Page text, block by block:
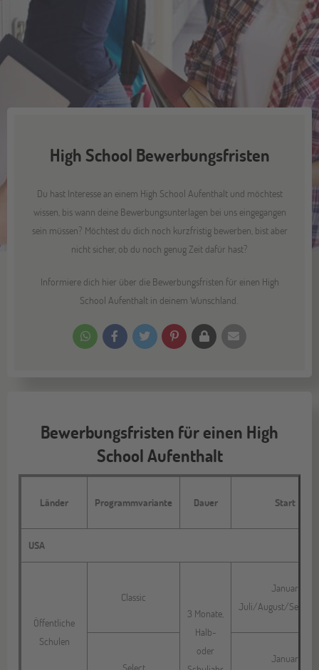
High School Bewerbungsfristen
Du hast Interesse an einem High School Aufenthalt und möchtest
wissen, bis wann deine Bewerbungsunterlagen bei uns eingegangen
sein müssen? Möchtest du dich noch kurzfristig bewerben, bist aber
nicht sicher, ob du noch genug Zeit dafür hast?
Informiere dich hier über die Bewerbungsfristen für einen High
School Aufenthalt in deinem Wunschland.
Bewerbungsfristen für einen High
School Aufenthalt
Länder Programmvariante Dauer Start
USA
Öffentliche
Schulen
Classic
3 Monate,
Halb-
oder
Januar
Juli/August/
Select
Januar